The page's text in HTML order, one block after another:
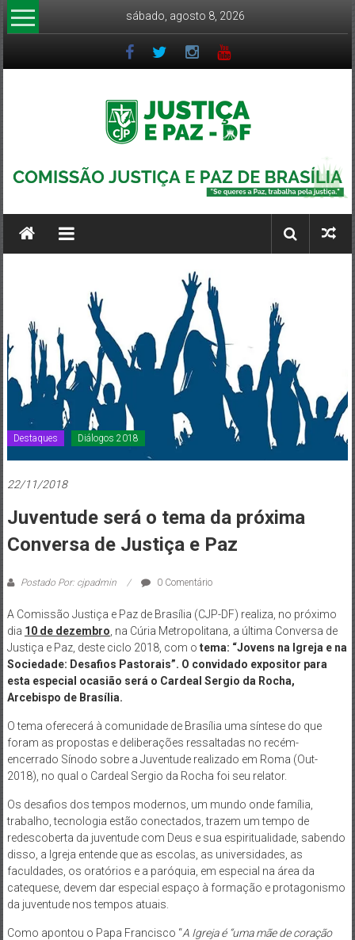
Pular
para
sábado, agosto 8, 2026
CJP-
Comissão
Arquidiocese
de
Brasília
Destaques Diálogos 2018
22/11/2018
Juventude será o tema da próxima
Conversa de Justiça e Paz
Postado Por: cjpadmin 0 Comentário
A Comissão Justiça e Paz de Brasília (CJP-DF) realiza, no próximo
dia 10 de dezembro , na Cúria Metropolitana, a última Conversa de
Justiça e Paz, deste ciclo 2018, com o tema: “Jovens na Igreja e na
Sociedade: Desafios Pastorais”. O convidado expositor para
esta especial ocasião será o Cardeal Sergio da Rocha,
Arcebispo de Brasília.
O tema oferecerá à comunidade de Brasília uma síntese do que
foram as propostas e deliberações ressaltadas no recém-
encerrado Sínodo sobre a Juventude realizado em Roma (Out-
2018), no qual o Cardeal Sergio da Rocha foi seu relator.
Os desafios dos tempos modernos, um mundo onde família,
trabalho, tecnologia estão conectados, trazem um tempo de
redescoberta da juventude com Deus e sua espiritualidade, sabendo
disso, a Igreja entende que as escolas, as universidades, as
faculdades, os oratórios e a paróquia, em especial na área da
catequese, devem dar especial espaço à formação e protagonismo
da juventude nos tempos atuais.
Como apontou o Papa Francisco “A Igreja é “uma mãe de coração